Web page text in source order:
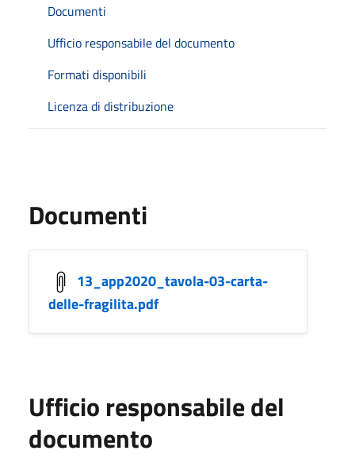
Documenti
Ufficio responsabile del documento
Formati disponibili
Licenza di distribuzione
Documenti
13_app2020_tavola-03-carta-
delle-fragilita.pdf
Ufficio responsabile del
documento